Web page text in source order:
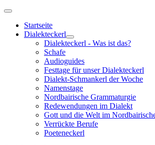
Startseite
Dialekteckerl
Dialekteckerl - Was ist das?
Schafe
Audioguides
Festtage für unser Dialekteckerl
Dialekt-Schmankerl der Woche
Namenstage
Nordbairische Grammaturgie
Redewendungen im Dialekt
Gott und die Welt im
Verrückte Berufe
Poeteneckerl